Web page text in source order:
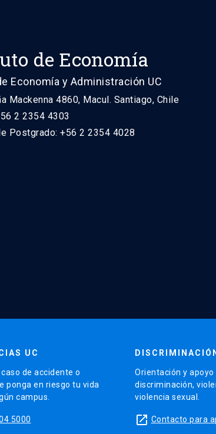
de Economía
Economía y Administración UC
Mackenna 4860, Macul. Santiago, Chile
2 2354 4303
Postgrado: +56 2 2354 4028
UC
de accidente o
ponga en riesgo tu vida
campus.
5000
Orientación y apoyo
discriminación,
violencia sexual.
launch Contacto para